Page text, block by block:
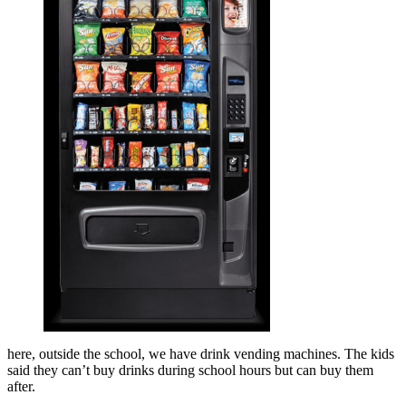
here, outside the school, we have drink vending machines. The kids
said they can’t buy drinks during school hours but can buy them
after.